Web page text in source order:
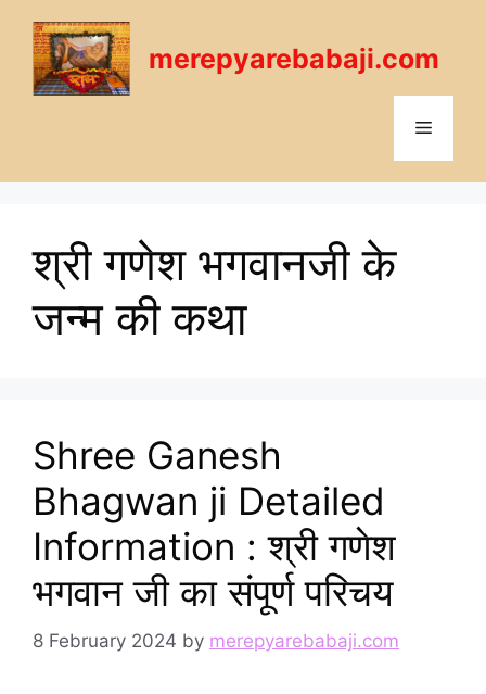
content
merepyarebabaji.com
Menu
श्री गणेश भगवानजी के
जन्म की कथा
Shree Ganesh
Bhagwan ji Detailed
Information : श्री गणेश
भगवान जी का संपूर्ण परिचय
8 February 2024 by merepyarebabaji.com